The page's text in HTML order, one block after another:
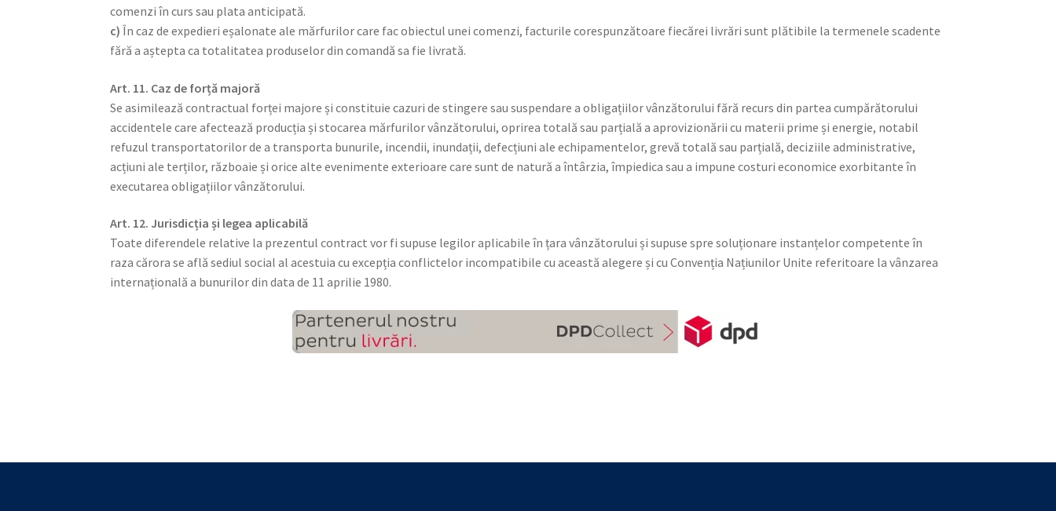
comenzi în curs sau plata anticipată.
c) În caz de expedieri eșalonate ale mărfurilor care fac obiectul unei comenzi, facturile corespunzătoare fiecărei livrări sunt plătibile la termenele scadente
fără a aștepta ca totalitatea produselor din comandă sa fie livrată.
Art. 11. Caz de forță majoră
Se asimilează contractual forței majore și constituie cazuri de stingere sau suspendare a obligațiilor vânzătorului fără recurs din partea cumpărătorului
accidentele care afectează producția și stocarea mărfurilor vânzătorului, oprirea totală sau parțială a aprovizionării cu materii prime și energie, notabil
refuzul transportatorilor de a transporta bunurile, incendii, inundații, defecțiuni ale echipamentelor, grevă totală sau parțială, deciziile administrative,
acțiuni ale terților, războaie și orice alte evenimente exterioare care sunt de natură a întârzia, împiedica sau a impune costuri economice exorbitante în
executarea obligațiilor vânzătorului.
Art. 12. Jurisdicția și legea aplicabilă
Toate diferendele relative la prezentul contract vor fi supuse legilor aplicabile în țara vânzătorului și supuse spre soluționare instanțelor competente în
raza cărora se află sediul social al acestuia cu excepția conflictelor incompatibile cu această alegere și cu Convenția Națiunilor Unite referitoare la vânzarea
internațională a bunurilor din data de 11 aprilie 1980.